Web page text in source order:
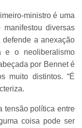
ministro é uma
diversas
a anexação
e o neoliberalismo
por Bennet é
muito distintos. “É
tensão política entre
coisa pode ser